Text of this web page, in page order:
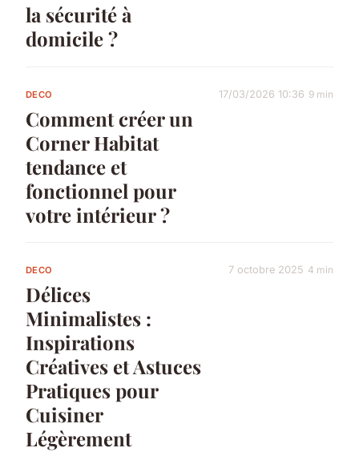
la sécurité à
domicile ?
DECO
Comment créer un
Corner Habitat
tendance et
fonctionnel pour
votre intérieur ?
17/03/2026 10:36 9 min
DECO
Délices
Minimalistes :
Inspirations
Créatives et Astuces
Pratiques pour
Cuisiner
Légèrement
7 octobre 2025 4 min